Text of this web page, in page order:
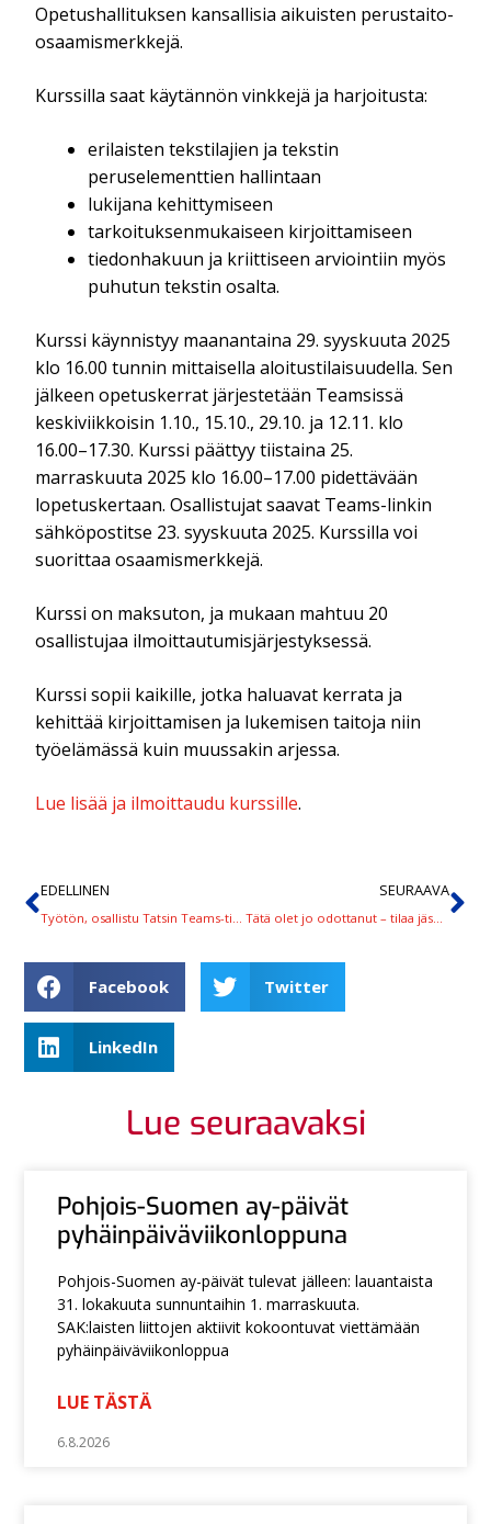
Opetushallituksen kansallisia aikuisten perustaito-
osaamismerkkejä.
Kurssilla saat käytännön vinkkejä ja harjoitusta:
erilaisten tekstilajien ja tekstin
peruselementtien hallintaan
lukijana kehittymiseen
tarkoituksenmukaiseen kirjoittamiseen
tiedonhakuun ja kriittiseen arviointiin myös
puhutun tekstin osalta.
Kurssi käynnistyy maanantaina 29. syyskuuta 2025
klo 16.00 tunnin mittaisella aloitustilaisuudella. Sen
jälkeen opetuskerrat järjestetään Teamsissä
keskiviikkoisin 1.10., 15.10., 29.10. ja 12.11. klo
16.00–17.30. Kurssi päättyy tiistaina 25.
marraskuuta 2025 klo 16.00–17.00 pidettävään
lopetuskertaan. Osallistujat saavat Teams-linkin
sähköpostitse 23. syyskuuta 2025. Kurssilla voi
suorittaa osaamismerkkejä.
Kurssi on maksuton, ja mukaan mahtuu 20
osallistujaa ilmoittautumisjärjestyksessä.
Kurssi sopii kaikille, jotka haluavat kerrata ja
kehittää kirjoittamisen ja lukemisen taitoja niin
työelämässä kuin muussakin arjessa.
Lue lisää ja ilmoittaudu kurssille.
EDELLINEN SEURAAVA
Tätä olet jo odottanut – tilaa jäsenkalenteri 2026!
Facebook Twitter
LinkedIn
Lue seuraavaksi
Pohjois-Suomen ay-päivät
pyhäinpäiväviikonloppuna
Pohjois-Suomen ay-päivät tulevat jälleen: lauantaista
31. lokakuuta sunnuntaihin 1. marraskuuta.
SAK:laisten liittojen aktiivit kokoontuvat viettämään
pyhäinpäiväviikonloppua
LUE TÄSTÄ
6.8.2026